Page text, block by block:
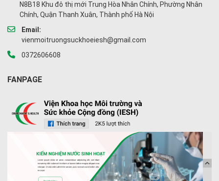
N8B18 Khu đô thị mới Trung Hòa Nhân Chính, Phường Nhân
Chính, Quận Thanh Xuân, Thành phố Hà Nội
Email:
vienmoitruongsuckhoeiesh@gmail.com
0372606608
FANPAGE